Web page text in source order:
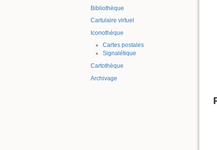
Bibliothèque
Cartulaire virtuel
Iconothèque
Cartes postales
Signalétique
Cartothèque
Archivage